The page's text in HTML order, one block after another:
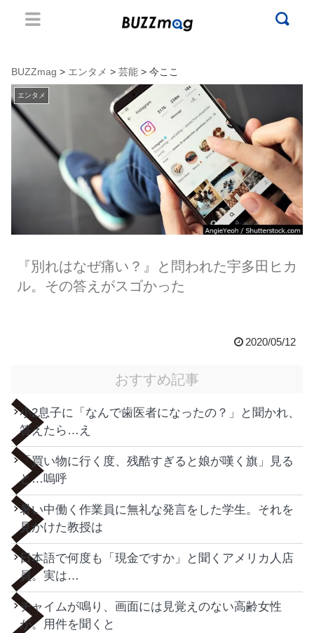
BUZZmag > エンタメ > 芸能 > 今ここ
エンタメ
『別れはなぜ痛い？』と問われた宇多田ヒカ
ル。その答えがスゴかった
2020/05/12
おすすめ記事
小2息子に「なんで歯医者になったの？」と聞かれ、
答えたら…え
「買い物に行く度、残酷すぎると娘が嘆く旗」見る
と…嗚呼
暑い中働く作業員に無礼な発言をした学生。それを
見かけた教授は
日本語で何度も「現金ですか」と聞くアメリカ人店
員。実は…
チャイムが鳴り、画面には見覚えのない高齢女性
が。用件を聞くと